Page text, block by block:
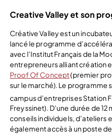
Creative Valley et son
Créative Valley est un
lancé le programme
avec l’Institut Français de la
entrepreneurs alliant création
Proof Of Concept(premier
sur le marché). Le programme
campus d’entreprises Station F
Freyssinet). D’une durée de
conseils individuels, d’ateliers
également accès à un poste de